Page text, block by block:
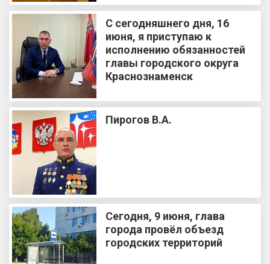
С сегодняшнего дня, 16
июня, я приступаю к
исполнению обязанностей
главы городского округа
Краснознаменск
Пирогов В.А.
Сегодня, 9 июня, глава
города провёл объезд
городских территорий